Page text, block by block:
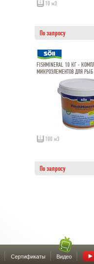
10 м3
По запросу
FISHMINERAL 10 КГ -
МИКРОЭЛЕМЕНТОВ ДЛЯ РЫБ
100 м3
По запросу
Сертификаты Видео